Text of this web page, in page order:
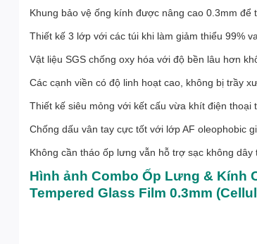
Khung bảo vệ ống kính được nâng cao 0.3mm để
Thiết kế 3 lớp với các túi khi làm giảm thiểu 99%
Vật liệu SGS chống oxy hóa với độ bền lâu hơn
Các cạnh viền có độ linh hoạt cao, không bị trầy
Thiết kế siêu mỏng với kết cấu vừa khít điện
Chống dấu vân tay cực tốt với lớp AF oleophobic
Không cần tháo ốp lưng vẫn hỗ trợ sạc không dây
Hình ảnh Combo Ốp Lưng & Kính
Tempered Glass Film 0.3mm